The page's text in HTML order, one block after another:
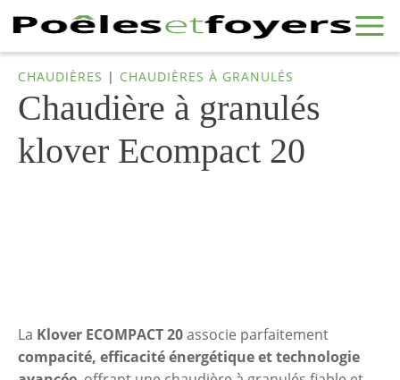
CHAUDIÈRES | CHAUDIÈRES À GRANULÉS
Chaudière à granulés
klover Ecompact 20
La Klover ECOMPACT 20associe parfaitement
compacité, efficacité énergétique et technologie